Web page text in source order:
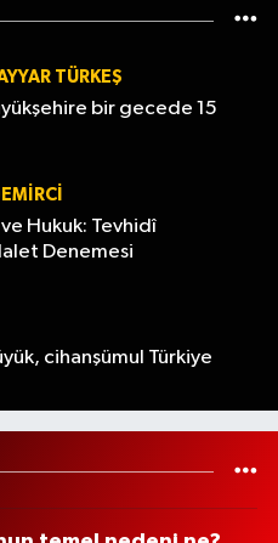
TÜRKEŞ
bir gecede 15
Hukuk: Tevhidî
Denemesi
cihanşümul Türkiye